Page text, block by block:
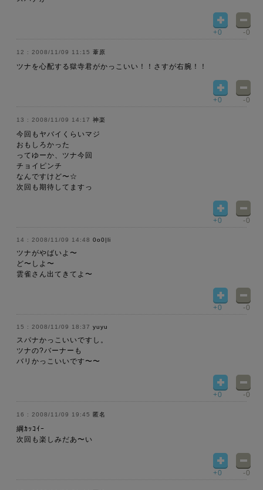
+0 -0
2008/11/09 11:15 葦原
ツナを心配する獄寺君がかっこいい！！さすが右腕！！
+0 -0
2008/11/09 14:17 神楽
今回もヤバイくらいマジ
おもしろかった
ってゆーか、ツナ今回
チョイピンチ
なんですけど〜☆
次回も期待してますっ
+0 -0
2008/11/09 14:48 0o0|li
ツナがやばいよ〜
ど〜しよ〜
雲雀さん出てきてよ〜
+0 -0
2008/11/09 18:37 yuyu
スパナかっこいいですし。
ツナの?バーナーも
バリかっこいいです〜〜
+0 -0
2008/11/09 19:45 匿名
綱ｶｯｺｲｰ
次回も楽しみだあ〜い
+0 -0